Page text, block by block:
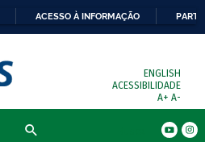
ACESSO À INFORMAÇÃO
ENGLISH
ACESSIBILIDADE
A+ A-